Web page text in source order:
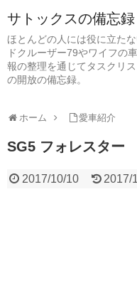
サトックスの備忘録
ほとんどの人には役に立た
ドクルーザー79やワイフの
報の整理を通じてタスクリ
の開放の備忘録。
ホーム 愛車紹介
SG5 フォレスター
2017/10/10 2017/